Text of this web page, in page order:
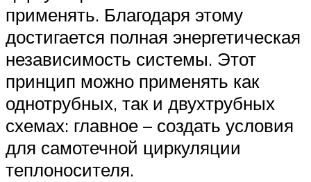
применять. Благодаря этому
достигается полная энергетическая
независимость системы. Этот
принцип можно применять как
однотрубных, так и двухтрубных
схемах: главное – создать условия
для самотечной циркуляции
теплоносителя.